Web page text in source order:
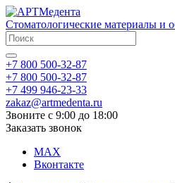
Стоматологические материалы и
+7 800 500-32-87
+7 800 500-32-87
+7 499 946-23-33
zakaz@artmedenta.ru
Звоните с 9:00 до 18:00
Заказать звонок
MAX
Вконтакте